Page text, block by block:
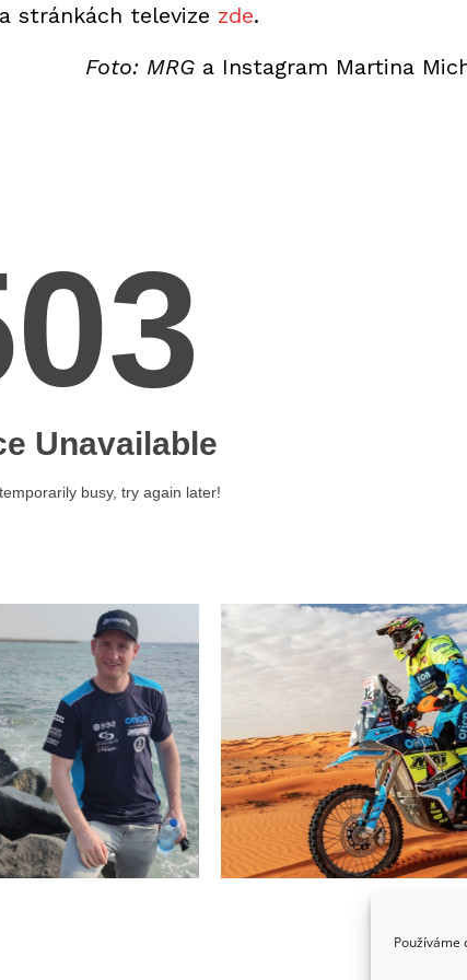
Používáme
stránkách televize zde.
Foto: MRGa Instagram Martina
reklama